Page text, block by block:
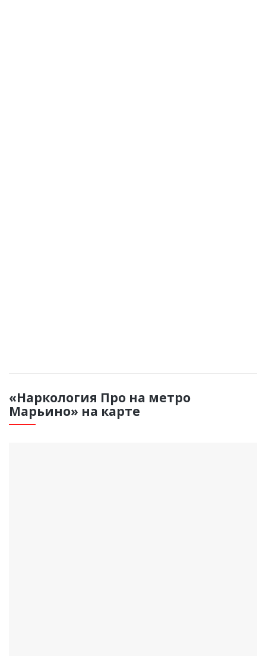
«Наркология Про на метро
Марьино» на карте